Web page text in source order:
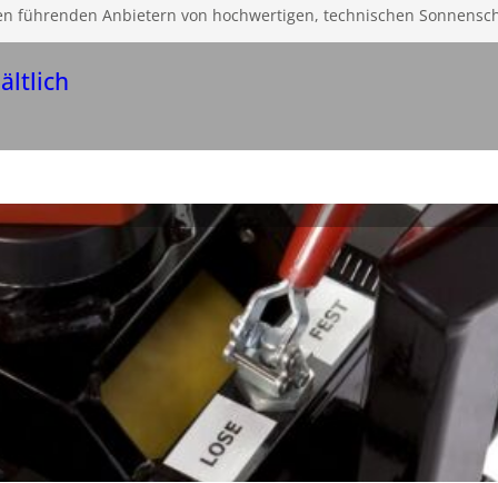
führenden Anbietern von hochwertigen, technischen